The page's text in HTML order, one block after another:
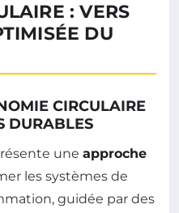
: VERS
DU
CIRCULAIRE
DURABLES
une approche
les systèmes de
guidée par des